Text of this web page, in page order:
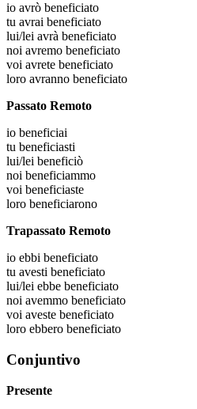
io avrò beneficiato
tu avrai beneficiato
lui/lei avrà beneficiato
noi avremo beneficiato
voi avrete beneficiato
loro avranno beneficiato
Passato Remoto
io beneficiai
tu beneficiasti
lui/lei beneficiò
noi beneficiammo
voi beneficiaste
loro beneficiarono
Trapassato Remoto
io ebbi beneficiato
tu avesti beneficiato
lui/lei ebbe beneficiato
noi avemmo beneficiato
voi aveste beneficiato
loro ebbero beneficiato
Conjuntivo
Presente